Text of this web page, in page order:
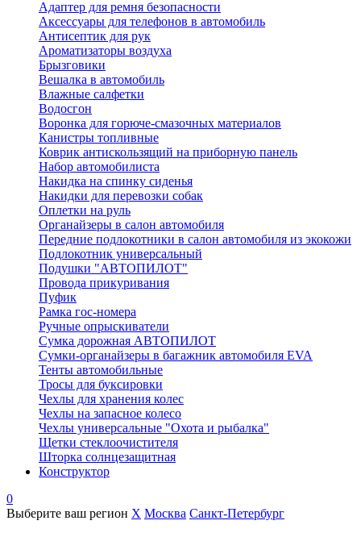
Адаптер для ремня безопасности
Аксессуары для телефонов в автомобиль
Антисептик для рук
Ароматизаторы воздуха
Брызговики
Вешалка в автомобиль
Влажные салфетки
Водосгон
Воронка для горюче-смазочных материалов
Канистры топливные
Коврик антискользящий на приборную панель
Набор автомобилиста
Накидка на спинку сиденья
Накидки для перевозки собак
Оплетки на руль
Органайзеры в салон автомобиля
Передние подлокотники в салон автомобиля из экокожи
Подлокотник универсальный
Подушки "АВТОПИЛОТ"
Провода прикуривания
Пуфик
Рамка гос-номера
Ручные опрыскиватели
Сумка дорожная АВТОПИЛОТ
Сумки-органайзеры в багажник автомобиля EVA
Тенты автомобильные
Тросы для буксировки
Чехлы для хранения колес
Чехлы на запасное колесо
Чехлы универсальные "Охота и рыбалка"
Щетки стеклоочистителя
Шторка солнцезащитная
Конструктор
0
Выберите ваш регион X Москва Санкт-Петербург